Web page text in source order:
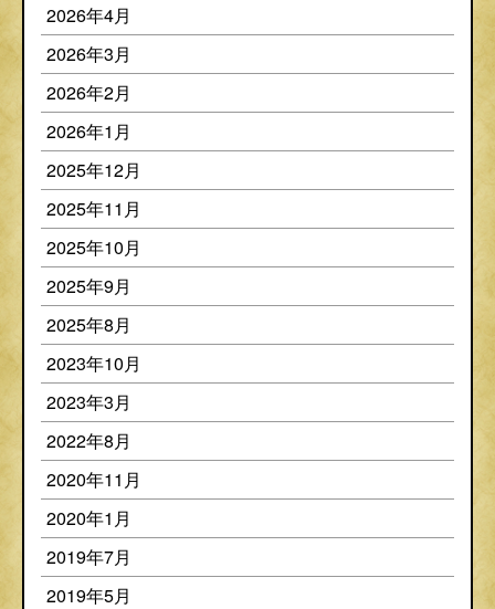
2026年4月
2026年3月
2026年2月
2026年1月
2025年12月
2025年11月
2025年10月
2025年9月
2025年8月
2023年10月
2023年3月
2022年8月
2020年11月
2020年1月
2019年7月
2019年5月